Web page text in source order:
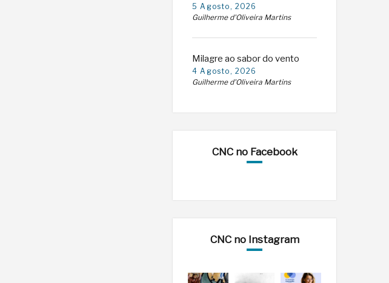
5 Agosto, 2026
Guilherme d'Oliveira Martins
Milagre ao sabor do vento
4 Agosto, 2026
Guilherme d'Oliveira Martins
CNC no Facebook
CNC no Instagram